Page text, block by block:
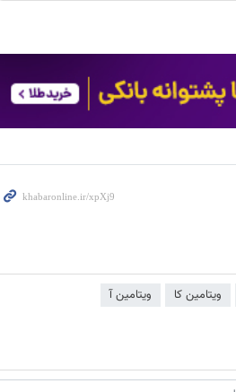
ویتامین کا ویتامین آ